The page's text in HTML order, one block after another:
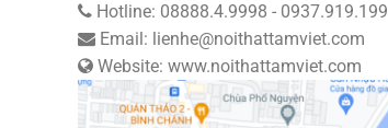
Hotline: 08888.4.9998 - 0937.919.199
Email: lienhe@noithattamviet.com
Website: www.noithattamviet.com